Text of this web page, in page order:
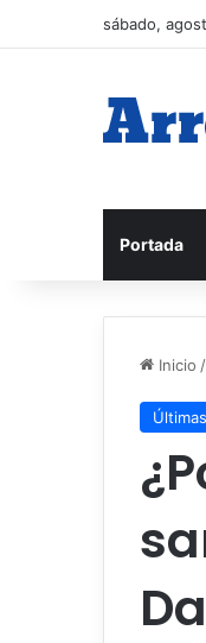
sábado,
Portada
Inicio /
Últimas